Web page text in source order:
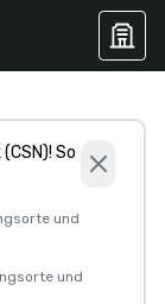
So
und
und